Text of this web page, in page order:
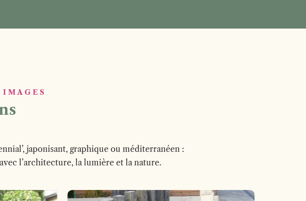
japonisant, graphique ou méditerranéen :
l’architecture, la lumière et la nature.